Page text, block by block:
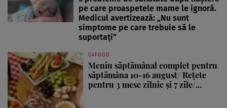
pe care proaspetele mame le ignoră.
Medicul avertizează: „Nu sunt
simptome pe care trebuie să le
suportați”
G4FOOD
Meniu săptămânal complet pentru
săptămâna 10-16 august/ Rețete
pentru 3 mese zilnic și 7 zile/...